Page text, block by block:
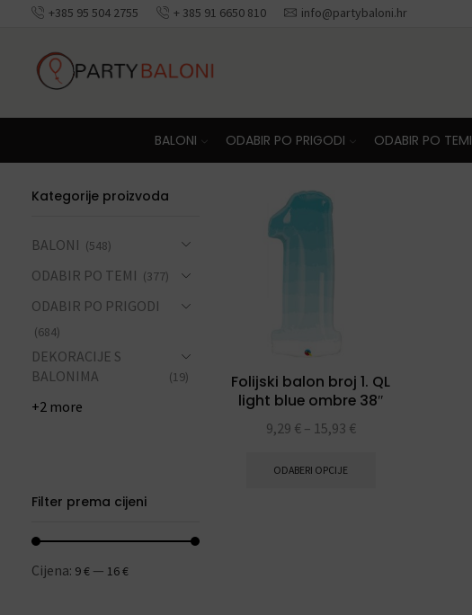
+385 95 504 2755 + 385 91 6650 810 info@partybaloni.hr
Besplatna dostava iznad 70 €
BALONI ODABIR PO PRIGODI ODABIR PO TEMI
Folijski balon broj 1. QL
light blue ombre 38″
9,29 € – 15,93 €
ODABERI OPCIJE
Kategorije proizvoda
BALONI (548)
ODABIR PO TEMI (377)
ODABIR PO PRIGODI
(684)
DEKORACIJE S
BALONIMA
(19)
+2 more
Filter prema cijeni
Cijena: 9 € — 16 €